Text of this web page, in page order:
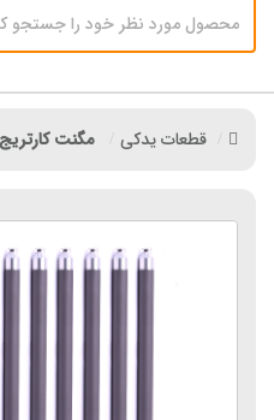
قطعات یدکی مگنت کارتریج اچ پی